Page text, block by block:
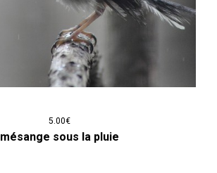
5.00€
mésange sous la pluie